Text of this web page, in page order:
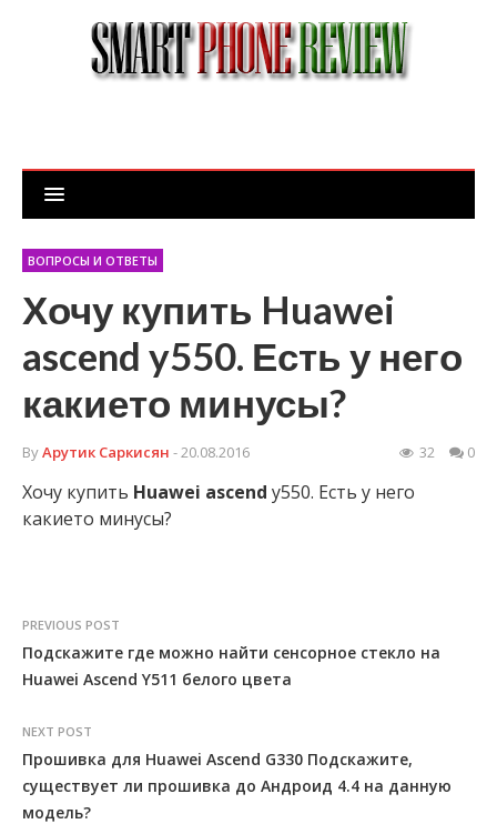
ВОПРОСЫ И ОТВЕТЫ
Хочу купить Huawei
ascend y550. Есть у него
какието минусы?
ByАрутик Саркисян - 20.08.2016 32 0
Хочу купить Huawei ascend y550. Есть у него
какието минусы?
PREVIOUS POST
Подскажите где можно найти сенсорное стекло на
Huawei Ascend Y511 белого цвета
NEXT POST
Прошивка для Huawei Ascend G330 Подскажите,
существует ли прошивка до Андроид 4.4 на данную
модель?